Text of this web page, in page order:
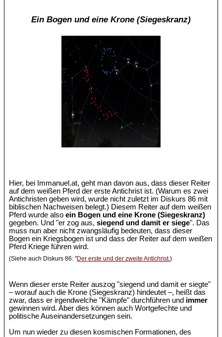
Ein Bogen und eine Krone (Siegeskranz)
Hier, bei Immanuel.at, geht man davon aus, dass dieser Reiter
auf dem weißen Pferd der erste Antichrist ist. (Warum es zwei
Antichristen geben wird, wurde nicht zuletzt im Diskurs 86 mit
biblischen Nachweisen belegt.) Diesem Reiter auf dem weißen
Pferd wurde alsoein Bogen und eine Krone (Siegeskranz)
gegeben. Und "er zog aus,siegend und damit er siege". Das
muss nun aber nicht zwangsläufig bedeuten, dass dieser
Bogen ein Kriegsbogen ist und dass der Reiter auf dem weißen
Pferd Kriege führen wird.
(Siehe auch Diskurs 86: "Der erste und der zweite Antichrist.)
Wenn dieser erste Reiter auszog "siegend und damit er siegte"
– worauf auch die Krone (Siegeskranz) hindeutet –, heißt das
zwar, dass er irgendwelche "Kämpfe" durchführen und immer
gewinnen wird. Aber dies können auch Wortgefechte und
politische Auseinandersetzungen sein.
Um nun wieder zu diesen kosmischen Formationen, des